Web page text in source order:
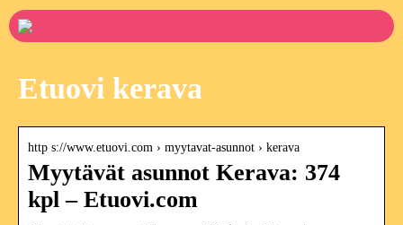
Etuovi kerava
http s://www.etuovi.com › myytavat-asunnot › kerava
Myytävät asunnot Kerava: 374
kpl – Etuovi.com